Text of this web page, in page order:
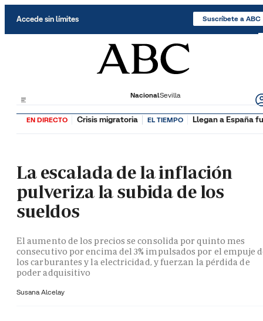
Accede sin límites Suscríbete a ABC
NacionalSevilla
EN DIRECTO Crisis migratoria EL TIEMPO Llegan a España
La escalada de la inflación
pulveriza la subida de los
sueldos
El aumento de los precios se consolida por quinto mes
consecutivo por encima del 3% impulsados por el empuje
los carburantes y la electricidad, y fuerzan la pérdida de
poder adquisitivo
Susana Alcelay